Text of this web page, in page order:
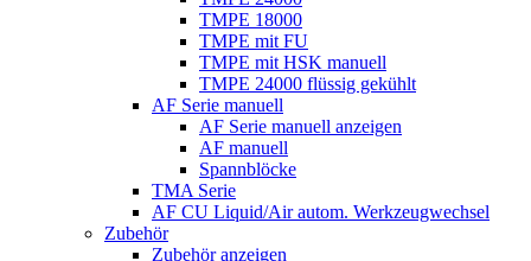
TMPE 18000
TMPE mit FU
TMPE mit HSK manuell
TMPE 24000 flüssig gekühlt
AF Serie manuell
AF Serie manuell anzeigen
AF manuell
Spannblöcke
TMA Serie
AF CU Liquid/Air autom. Werkzeugwechsel
Zubehör
Zubehör anzeigen